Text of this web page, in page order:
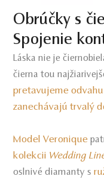
Obrúčky s
Spojenie
Láska nie je
čierna tou
pretavujeme
zanechávajú trvalý
Model Veronique
kolekcii Wedding
oslnivé diamanty s